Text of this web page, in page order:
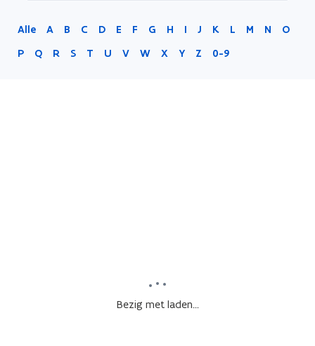
Alle A B C D E F G H I J K L M N
O
P
Q R S T U V W X Y Z 0-9
Bezig met laden...